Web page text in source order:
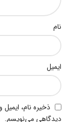
نام
ایمیل
ذخیره نام،
دیدگاهی می‌نویسم.